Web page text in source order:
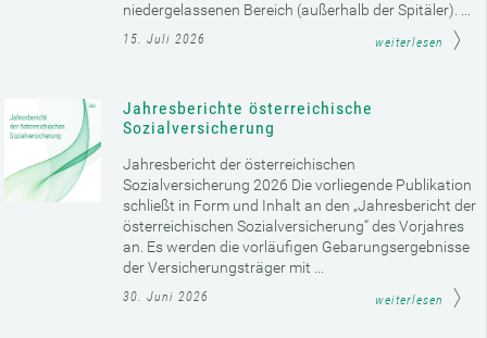
niedergelassenen Bereich (außerhalb der Spitäler). ...
15. Juli 2026 weiterlesen
Jahresberichte österreichische
Sozialversicherung
Jahresbericht der österreichischen
Sozialversicherung 2026 Die vorliegende Publikation
schließt in Form und Inhalt an den „Jahresbericht der
österreichischen Sozialversicherung“ des Vorjahres
an. Es werden die vorläufigen Gebarungsergebnisse
der Versicherungsträger mit ...
30. Juni 2026 weiterlesen